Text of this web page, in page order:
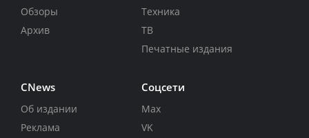
Обзоры
Архив
Техника
ТВ
Печатные издания
CNews
Об издании
Реклама
Соцсети
Max
VK